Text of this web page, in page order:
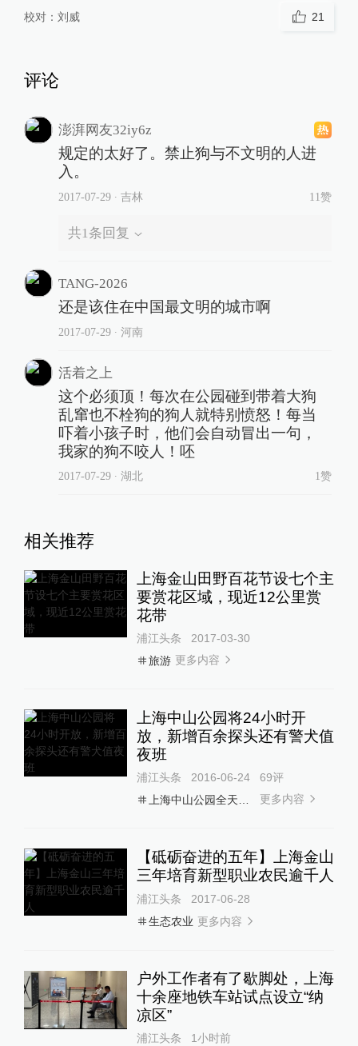
校对： 刘威 21
评论
澎湃网友32iy6z
规定的太好了。禁止狗与不文明的人进
入。
2017-07-29∙ 吉林 11赞
共1条回复
TANG-2026
还是该住在中国最文明的城市啊
2017-07-29∙ 河南
活着之上
这个必须顶！每次在公园碰到带着大狗
乱窜也不栓狗的狗人就特别愤怒！每当
吓着小孩子时，他们会自动冒出一句，
我家的狗不咬人！呸
2017-07-29∙ 湖北 1赞
相关推荐
上海金山田野百花节设七个主
要赏花区域，现近12公里赏
花带
浦江头条
2017-03-30
旅游 更多内容
上海中山公园将24小时开
放，新增百余探头还有警犬值
夜班
浦江头条 2016-06-24 69评
上海中山公园全天开放
更多内容
【砥砺奋进的五年】上海金山
三年培育新型职业农民逾千人
浦江头条
2017-06-28
生态农业 更多内容
户外工作者有了歇脚处，上海
十余座地铁车站试点设立“纳
凉区”
浦江头条 1小时前